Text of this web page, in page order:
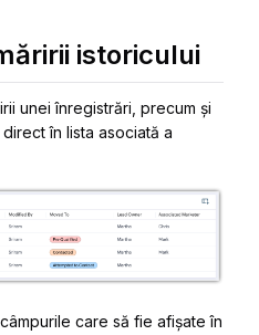
istoricului
unei înregistrări, precum și
în lista asociată a
care să fie afișate în